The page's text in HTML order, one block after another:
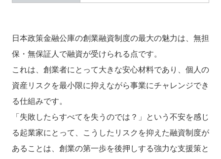
日本政策金融公庫の創業融資制度の最大の魅力は、無担
保・無保証人で融資が受けられる点です。
これは、創業者にとって大きな安心材料であり、個人の
資産リスクを最小限に抑えながら事業にチャレンジでき
る仕組みです。
「失敗したらすべてを失うのでは？」という不安を感じ
る起業家にとって、こうしたリスクを抑えた融資制度が
あることは、創業の第一歩を後押しする強力な支援策と